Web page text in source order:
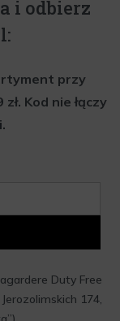
i odbierz
przy
Kod nie łączy
Duty Free
174,